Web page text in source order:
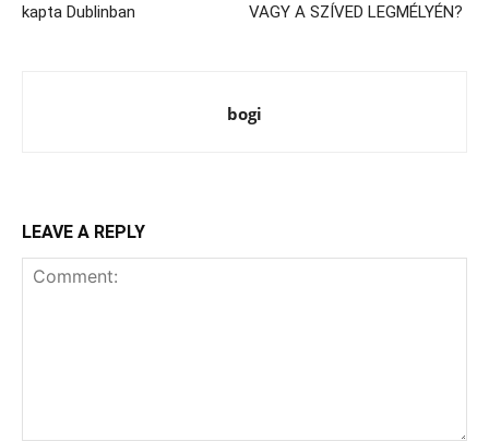
kapta Dublinban
VAGY A SZÍVED LEGMÉLYÉN?
bogi
LEAVE A REPLY